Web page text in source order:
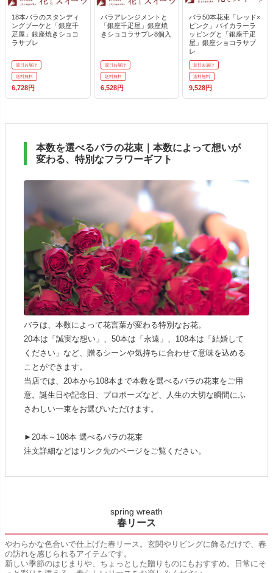
18本バラのスタンディ
ングブーケと「銀座千
疋屋」銀座焼きショコ
ラサブレ
翌日お届け
送料無料
6,728円
バラアレンジメントと
「銀座千疋屋」銀座焼
きショコラサブレ8個入
翌日お届け
送料無料
6,528円
バラ50本花束「レッド×
ピンク」バイカラーラ
ッピングと「銀座千疋
屋」銀座ショコラサブ
レ
翌日お届け
送料無料
9,528円
本数を選べるバラの花束｜本数によって想いが
変わる、特別なフラワーギフト
バラは、本数によって花言葉が変わる特別なお花。
20本は「誠実な想い」、50本は「永遠」、108本は「結婚して
ください」など、贈るシーンや気持ちに合わせて意味を込める
ことができます。
当店では、20本から108本まで本数を選べるバラの花束をご用
意。誕生日や記念日、プロポーズなど、人生の大切な瞬間にふ
さわしい一束をお選びいただけます。
►20本～108本 選べるバラの花束
注文詳細などはリンク先のページをご覧ください。
spring wreath
春リース
やわらかな色合いで仕上げた春リース。玄関やリビングに飾るだけで、春
の訪れを感じられるアイテムです。
新しい季節のはじまりや、ちょっとした贈りものにもおすすめ。日常にそ